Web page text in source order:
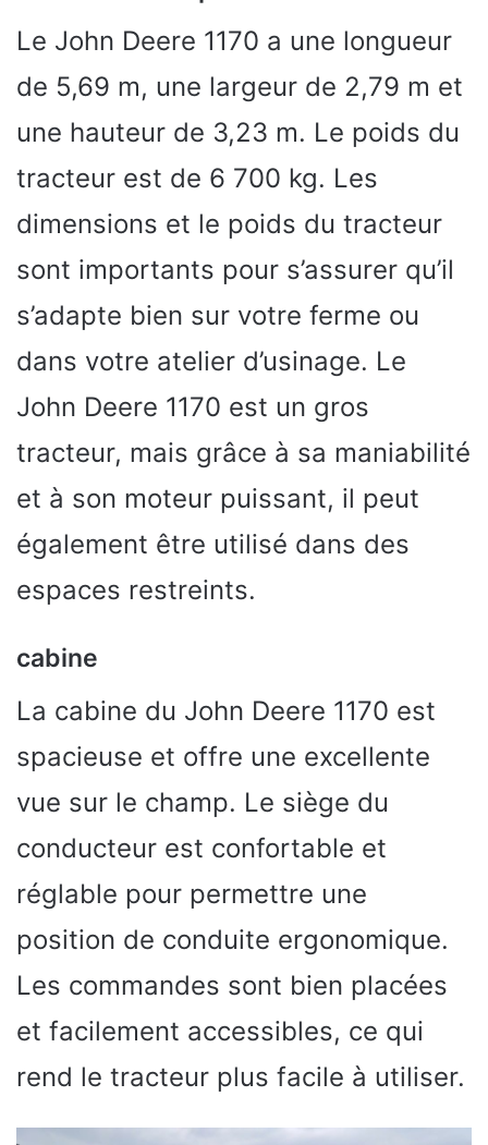
Le John Deere 1170 a une longueur
de 5,69 m, une largeur de 2,79 m et
une hauteur de 3,23 m. Le poids du
tracteur est de 6 700 kg. Les
dimensions et le poids du tracteur
sont importants pour s’assurer qu’il
s’adapte bien sur votre ferme ou
dans votre atelier d’usinage. Le
John Deere 1170 est un gros
tracteur, mais grâce à sa maniabilité
et à son moteur puissant, il peut
également être utilisé dans des
espaces restreints.
cabine
La cabine du John Deere 1170 est
spacieuse et offre une excellente
vue sur le champ. Le siège du
conducteur est confortable et
réglable pour permettre une
position de conduite ergonomique.
Les commandes sont bien placées
et facilement accessibles, ce qui
rend le tracteur plus facile à utiliser.